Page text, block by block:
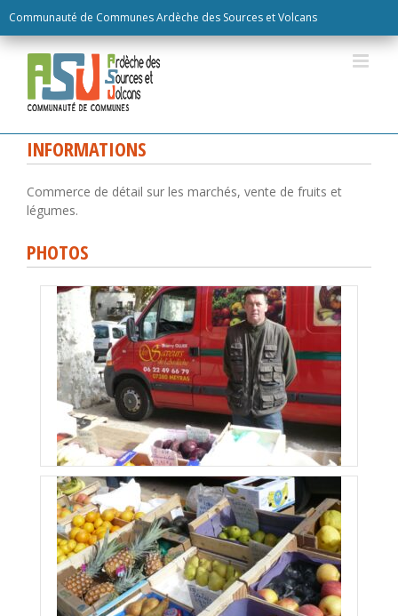
Communauté de Communes Ardèche des Sources et Volcans
to
content
INFORMATIONS
Commerce de détail sur les marchés, vente de fruits et
légumes.
PHOTOS